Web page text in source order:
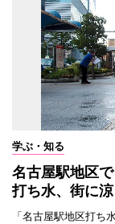
学ぶ・知る
名古屋駅地区
打ち水、街に
「名古屋駅地区打ち